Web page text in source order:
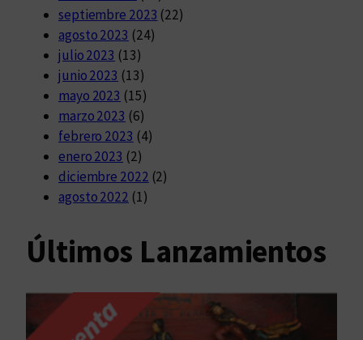
septiembre 2023 (22)
agosto 2023 (24)
julio 2023 (13)
junio 2023 (13)
mayo 2023 (15)
marzo 2023 (6)
febrero 2023 (4)
enero 2023 (2)
diciembre 2022 (2)
agosto 2022 (1)
Últimos Lanzamientos